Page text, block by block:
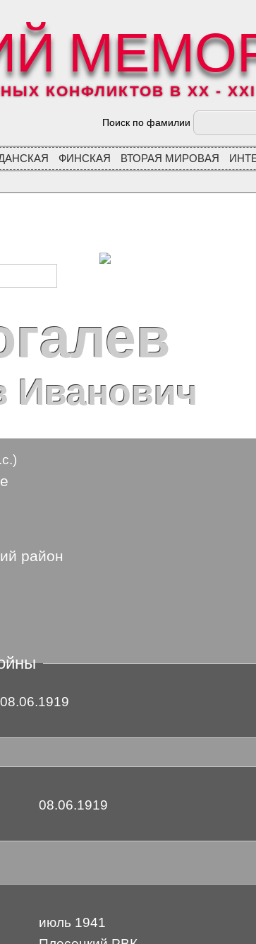
КОНФЛИКТОВ В XX - XXI
Поиск по фамилии
ФИНСКАЯ ВТОРАЯ МИРОВАЯ
Иванович
район
08.06.1919
08.06.1919
июль 1941